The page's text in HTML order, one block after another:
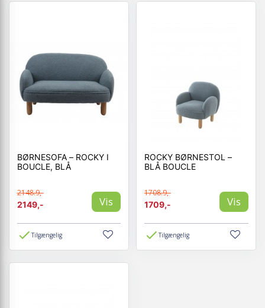
BØRNESOFA – ROCKY I
BOUCLE, BLÅ
2148.9,-
2149,-
Vis
Tilgængelig
ROCKY BØRNESTOL –
BLÅ BOUCLE
1708.9,-
1709,-
Vis
Tilgængelig